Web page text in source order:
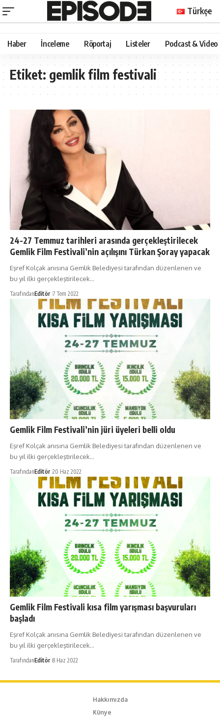
Türkçe
Haber İnceleme Röportaj Listeler Podcast & Video
Etiket:gemlik film festivali
24-27 Temmuz tarihleri arasında gerçekleştirilecek
Gemlik Film Festivali’nin açılışını Türkan Şoray yapacak
Eşref Kolçak anısına Gemlik Belediyesi tarafından düzenlenen ve
bu yıl ilki gerçekleştirilecek…
TarafındanEditör 7 Tem 2022
Gemlik Film Festivali’nin jüri üyeleri belli oldu
Eşref Kolçak anısına Gemlik Belediyesi tarafından düzenlenen ve
bu yıl ilki gerçekleştirilecek…
TarafındanEditör 20 Haz 2022
Gemlik Film Festivali kısa film yarışması başvuruları
başladı
Eşref Kolçak anısına Gemlik Belediyesi tarafından düzenlenen ve
bu yıl ilki gerçekleştirilecek…
TarafındanEditör 8 Haz 2022
Hakkımızda
Künye